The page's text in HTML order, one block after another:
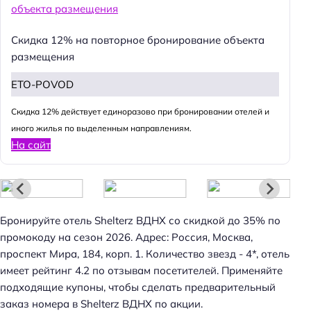
Скидка 12% на повторное бронирование объекта
размещения
ETO-POVOD
Cкидка 12% действует единоразово при бронировании отелей и
иного жилья по выделенным направлениям.
На сайт
Бронируйте отель Shelterz ВДНХ со скидкой до 35% по
промокоду на сезон 2026. Адрес: Россия, Москва,
проспект Мира, 184, корп. 1. Количество звезд - 4*, отель
имеет рейтинг 4.2 по отзывам посетителей. Применяйте
подходящие купоны, чтобы сделать предварительный
заказ номера в Shelterz ВДНХ по акции.